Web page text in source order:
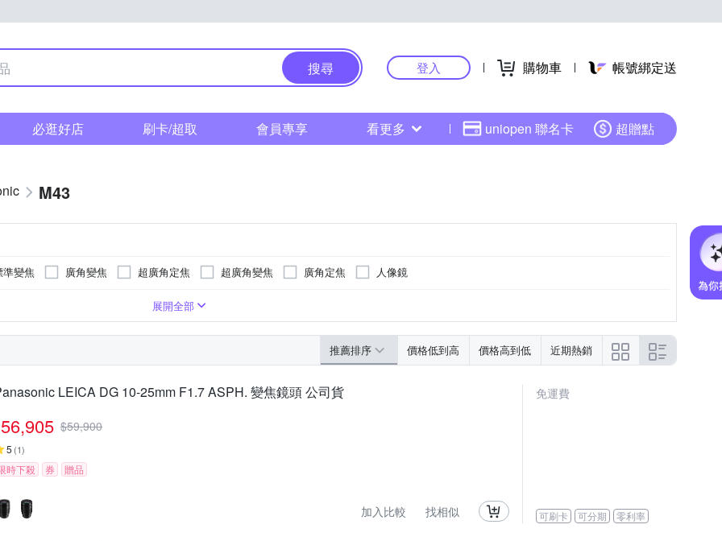
搜尋 登入 購物車 帳號綁定送
必逛好店 刷卡/超取 會員專享 看更多 uniopen 聯名卡 超贈點
M43
準變焦 廣角變焦 超廣角定焦 超廣角變焦 廣角定焦
人像鏡
展開全部
推薦排序 價格低到高 價格高到低 近期熱銷
LEICA DG 10-25mm F1.7 ASPH. 變焦鏡頭 公司貨
56,905 $59,900
5 (1)
時下殺 券 贈品
加入比較 找相似
免運費
可刷卡 可分期 零利率